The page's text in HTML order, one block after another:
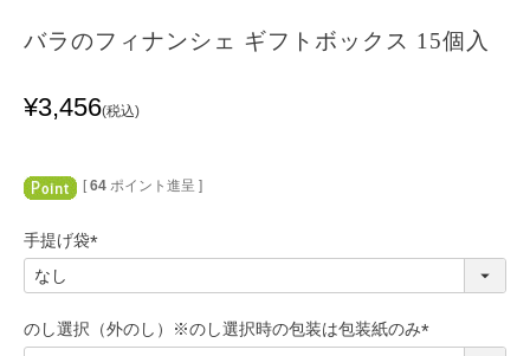
バラのフィナンシェ ギフトボックス 15個入
¥3,456 税込
[ 64 ポイント進呈 ]
手提げ袋
必
のし選択（外のし）※のし選択時の包装は包装紙のみ